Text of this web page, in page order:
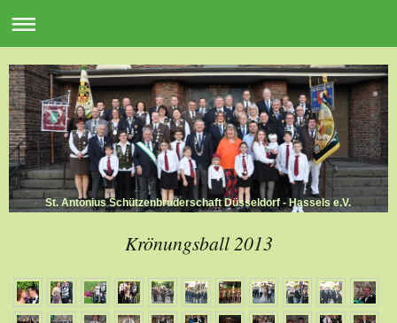
St. Antonius Schützenbruderschaft Düsseldorf - Hassels e.V.
Krönungsball 2013